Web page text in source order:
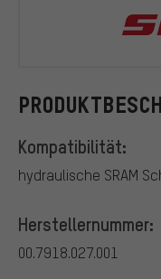
Kompatibilität:
hydraulische SRAM
Herstellernummer:
00.7918.027.001